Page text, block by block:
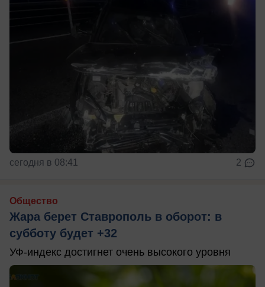
сегодня в 08:41 2
Общество
Жара берет Ставрополь в оборот: в
субботу будет +32
УФ-индекс достигнет очень высокого уровня